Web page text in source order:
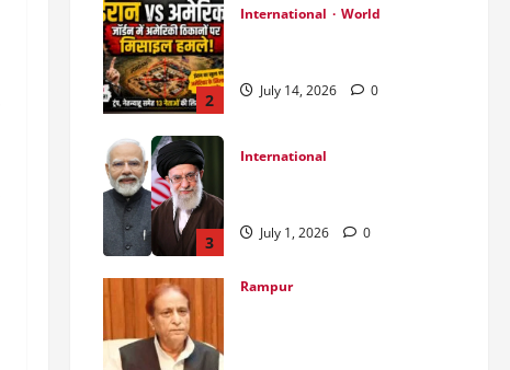
2
International World
July 14, 2026 0
3
International
July 1, 2026 0
Rampur